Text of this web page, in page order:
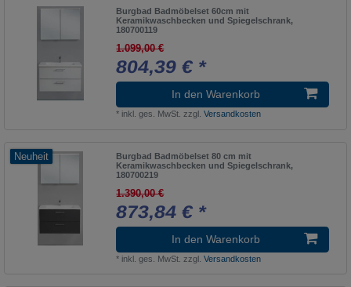
Burgbad Badmöbelset 60cm mit
Keramikwaschbecken und Spiegelschrank,
180700119
1.099,00 €
804,39 € *
In den Warenkorb
* inkl. ges. MwSt. zzgl.Versandkosten
Neuheit
Burgbad Badmöbelset 80 cm mit
Keramikwaschbecken und Spiegelschrank,
180700219
1.390,00 €
873,84 € *
In den Warenkorb
* inkl. ges. MwSt. zzgl.Versandkosten